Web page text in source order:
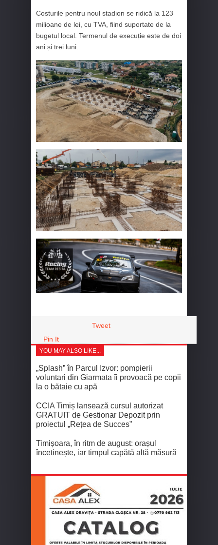
Costurile pentru noul stadion se ridică la 123
milioane de lei, cu TVA, fiind suportate de la
bugetul local. Termenul de execuție este de doi
ani și trei luni.
Tweet
Pin It
YOU MAY ALSO LIKE...
„Splash” în Parcul Izvor: pompierii
voluntari din Giarmata îi provoacă pe copii
la o bătaie cu apă
CCIA Timiș lansează cursul autorizat
GRATUIT de Gestionar Depozit prin
proiectul „Rețea de Succes”
Timișoara, în ritm de august: orașul
încetinește, iar timpul capătă altă măsură